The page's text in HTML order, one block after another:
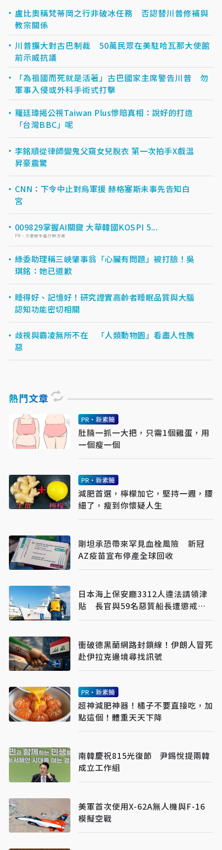
盧比奧稱梵蒂岡之行非破冰任務 否認替川普修補與
教宗關係
川普擴大對古巴制裁 50萬民眾在美駐哈瓦那大使館
前示威抗議
「為祖國而死就是活著」古巴國家主席警告川普 勿
軍事入侵或外科手術式打擊
羅廷瑋揭公視Taiwan Plus慘賠真相：說好的打造
「台灣BBC」呢
李銘順從律師變鬼父窺女兒脫衣 第一次拍手X戲温
昇豪震驚
CNN：下令中止對烏軍援 赫格塞斯未事先告知白
宮
009829掌握AI關鍵 大華韓國KOSPI 5...
PR・大華銀全能行銷方案
綠委助理稱三峽肇事翁「心臟有問題」被打臉！吳
琪銘：她已道歉
睡得好、記憶好！研究證實高齡者睡眠品質與大腦
認知功能密切相關
歧視與霸凌無所不在 「人類動物園」看盡人性醜
惡
熱門文章
PR・新素簡
肚腩一抓一大把，只需1個雞蛋，用
一個瘦一個
PR・新素簡
減肥首選，檸檬加它，堅持一週，腰
細了，瘦到你懷疑人生
剛坦承恐帶來罕見血栓風險 新冠
AZ疫苗宣布停產全球回收
日本海上保安廳3312人違法請領津
貼 長官與59名惡質船長遭懲戒處
分
衝破德黑蘭網路封鎖線！伊朗人冒死
赴伊拉克邊境尋找訊號
PR・新素簡
超神減肥神器！橘子不要直接吃，加
點這個！體重天天下降
南韓慶祝815光復節 尹錫悅提兩韓
成立工作組
美軍首次使用X-62A無人機與F-16
模擬空戰